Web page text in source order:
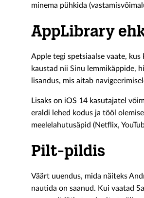
minema pühkida
AppLibrary
Apple tegi spetsiaalse vaate,
kaustad nii Sinu lemmikäppide,
lisandus, mis aitab
Lisaks on iOS 14 kasutajatel
eraldi lehed kodus ja tööl
meelelahutusäpid (Netflix,
Pilt-pildis
Väärt uuendus, mida näiteks
nautida on saanud. Kui vaatad